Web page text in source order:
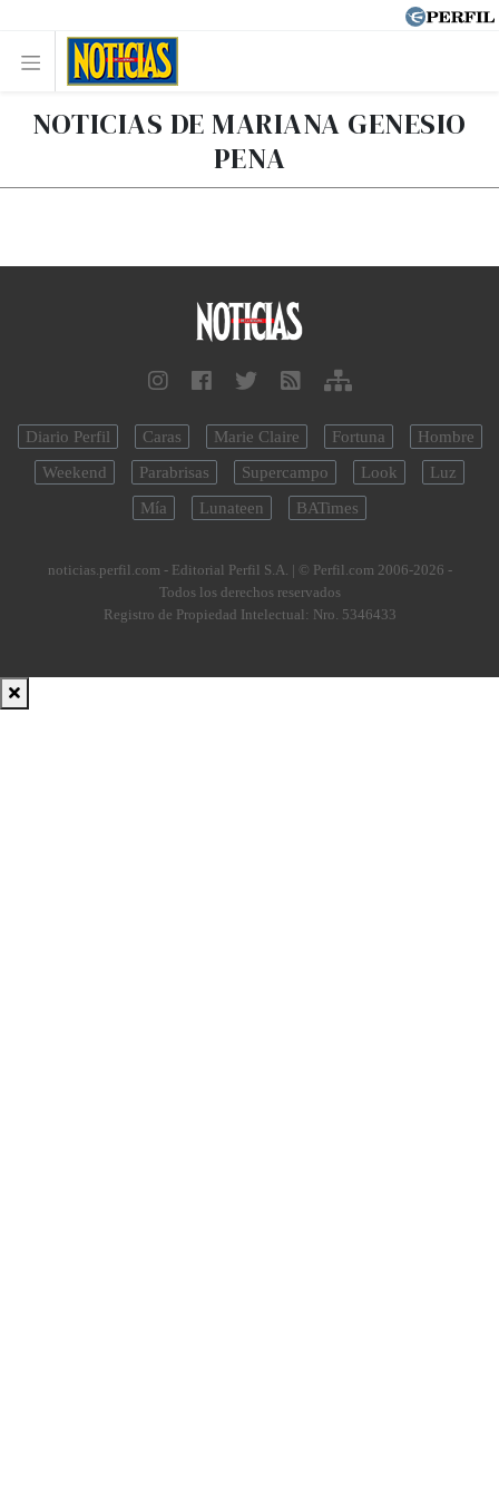
NOTICIAS DE MARIANA GENESIO
PENA
Diario Perfil Caras Marie Claire Fortuna
Hombre
Weekend
Parabrisas Supercampo Look
Luz
Mía
Lunateen BATimes
noticias.perfil.com - Editorial Perfil S.A. | © Perfil.com 2006-2026 -
Todos los derechos reservados
Registro de Propiedad Intelectual: Nro. 5346433